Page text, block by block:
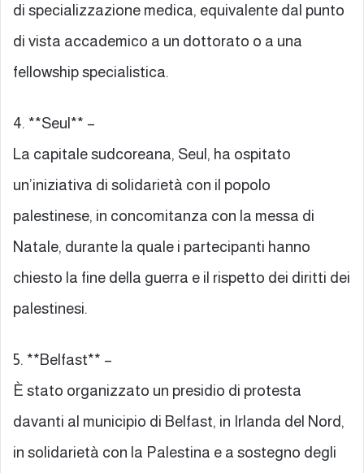
di specializzazione medica, equivalente dal punto
di vista accademico a un dottorato o a una
fellowship specialistica.
4. **Seul** –
La capitale sudcoreana, Seul, ha ospitato
un’iniziativa di solidarietà con il popolo
palestinese, in concomitanza con la messa di
Natale, durante la quale i partecipanti hanno
chiesto la fine della guerra e il rispetto dei diritti dei
palestinesi.
5. **Belfast** –
È stato organizzato un presidio di protesta
davanti al municipio di Belfast, in Irlanda del Nord,
in solidarietà con la Palestina e a sostegno degli